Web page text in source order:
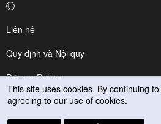
Liên hệ
Quy định và Nội quy
Privacy Policy
Trợ giúp
This site uses cookies. By continuing
agreeing to our use of cookies.